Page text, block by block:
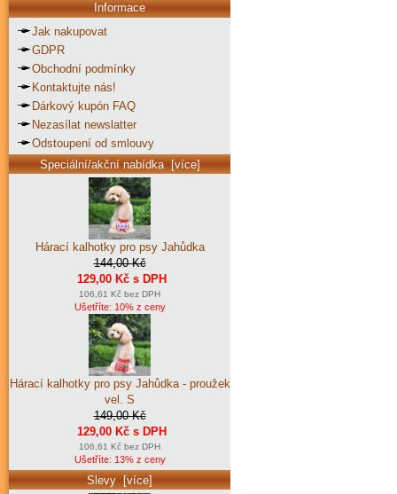
Informace
Jak nakupovat
GDPR
Obchodní podmínky
Kontaktujte nás!
Dárkový kupón FAQ
Nezasílat newslatter
Odstoupení od smlouvy
Speciální/akční nabídka [více]
Hárací kalhotky pro psy Jahůdka
144,00 Kč
129,00 Kč s DPH
106,61 Kč bez DPH
Ušetříte: 10% z ceny
Hárací kalhotky pro psy Jahůdka - proužek
vel. S
149,00 Kč
129,00 Kč s DPH
106,61 Kč bez DPH
Ušetříte: 13% z ceny
Slevy [více]